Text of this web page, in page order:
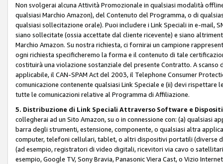
Non svolgerai alcuna Attività Promozionale in qualsiasi modalità
qualsiasi Marchio Amazon), del Contenuto del Programma, o di
qualsiasi sollecitazione orale). Puoi includere i Link Speciali in e-mail,
siano sollecitate (ossia accettate dal cliente ricevente) e siano
Marchio Amazon. Su nostra richiesta, ci fornirai un campione
ogni richiesta specificheremo la forma e il contenuto di tale
costituirà una violazione sostanziale del presente Contratto. A
applicabile, il CAN-SPAM Act del 2003, il Telephone Consumer
comunicazione contenente qualsiasi Link Speciale e (ii) devi
tutte le comunicazioni relative al Programma di Affiliazione.
5. Distribuzione di Link Speciali Attraverso Software e
collegherai ad un Sito Amazon, su o in connessione con: (a)
barra degli strumenti, estensione, componente, o qualsiasi altra
computer, telefoni cellulari, tablet, o altri dispositivi portatili (diverse
(ad esempio, registratori di video digitali, ricevitori via cavo o
esempio, Google TV, Sony Bravia, Panasonic Viera Cast, o Vizio